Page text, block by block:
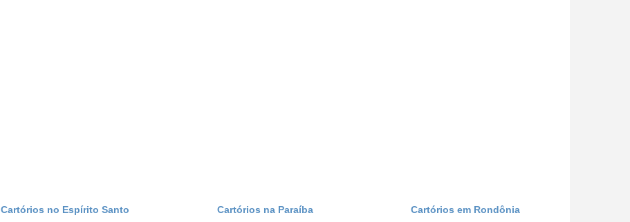
Cartórios no Espírito Santo Cartórios na Paraíba Cartórios em Rondônia